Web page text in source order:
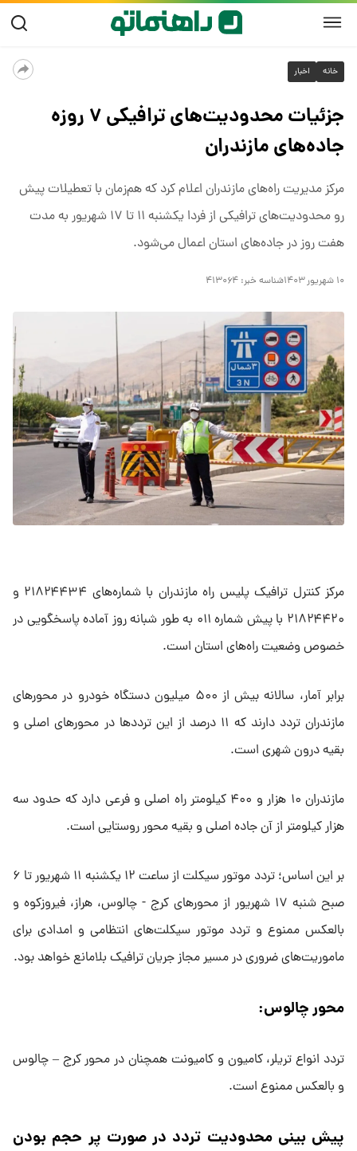
خانه اخبار
جزئیات محدودیت‌های ترافیکی ۷ روزه
جاده‌های مازندران
مرکز مدیریت راه‌های مازندران اعلام کرد که هم‌زمان با تعطیلات پیش
رو محدودیت‌های ترافیکی از فردا یکشنبه ۱۱ تا ۱۷ شهریور به مدت
هفت روز در جاده‌های استان اعمال می‌شود.
۱۰ شهریور ۱۴۰۳ شناسه خبر: ۴۱۳۰۶۴
مرکز کنترل ترافیک پلیس راه مازندران با شماره‌های ۲۱۸۲۴۴۳۴ و
۲۱۸۲۴۴۲۰ با پیش شماره ۰۱۱ به طور شبانه روز آماده پاسخگویی در
خصوص وضعیت راه‌های استان است.
برابر آمار، سالانه بیش از ۵۰۰ میلیون دستگاه خودرو در محور‌های
مازندران تردد دارند که ۱۱ درصد از این تردد‌ها در محور‌های اصلی و
بقیه درون شهری است.
مازندران ۱۰ هزار و ۴۰۰ کیلومتر راه اصلی و فرعی دارد که حدود سه
هزار کیلومتر از آن جاده اصلی و بقیه محور روستایی است.
بر این اساس؛ تردد موتور سیکلت از ساعت ۱۲ یکشنبه ۱۱ شهریور تا ۶
صبح شنبه ۱۷ شهریور از محور‌های کرج - چالوس، هراز، فیروزکوه و
بالعکس ممنوع و تردد موتور سیکلت‌های انتظامی و امدادی برای
ماموریت‌های ضروری در مسیر مجاز جریان ترافیک بلامانع خواهد بود.
محور چالوس:
تردد انواع تریلر، کامیون و کامیونت همچنان در محور کرج – چالوس
و بالعکس ممنوع است.
پیش بینی محدودیت تردد در صورت پر حجم بودن